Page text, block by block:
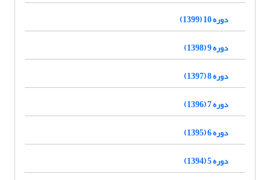
دوره 10 (1399)
دوره 9 (1398)
دوره 8 (1397)
دوره 7 (1396)
دوره 6 (1395)
دوره 5 (1394)